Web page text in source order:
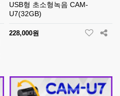
USB형 초소형녹음 CAM-
U7(32GB)
228,000원